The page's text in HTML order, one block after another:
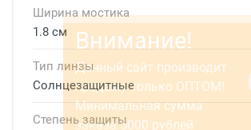
Ширина мостика
1.8 см
Тип линзы
Солнцезащитные
Степень защиты